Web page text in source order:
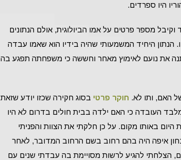
היו ספרדים.
וקיבל מספר פרטים על אמו הביולוגית, אולם הנתונים
הנתון היחיד המשמעותי שהיה בידיו הוא שאמו עבדה
את נועם לאימוץ מאחר וחששה כי משפחתה תפגע בה
האם, ותו לא. חוקר פרטי בסוג חקירה שכזו יודע שזאת
העובדה כי האם ילדה בבית חולים בדרום לא היו
באותו מקום. על כן חלקתי את הצוות והפניתי
איפה היה בהם רחוב בשם הרחוב המדובר, לאחר
הצלחתי להגיע לרשות מסויימת בה עבדתי שנים עם